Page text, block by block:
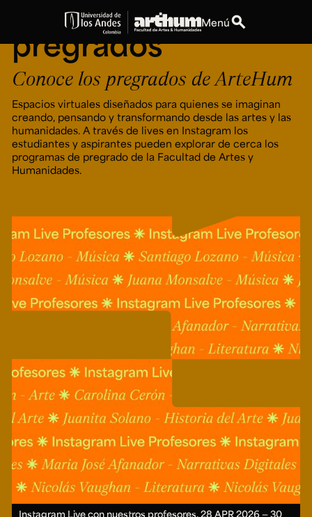
Menúsearch
Educación
Personas expand_more
Espacios expand_more
Configuración de cookies
Universidad de los Andes | Vigilada Mineducación.
Reconocimiento como universidad: Decreto 1297 del 30
de mayo de 1964. Reconocimiento de personería jurídica:
Resolución 28 del 23 de febrero de 1949, Minjusticia.
Acreditación institucional de alta calidad, 10 años:
Resolución 000194 del 16 de enero del 2025.
Dirección
Calle 19A #1 - 37
Este. Bloque K.
Teléfono
[+57] (601) 339 4949
Arte e
del Arte
Ext. 2626
Literatura y
Ext. 2501
Música
2504
Educación
Continua
Ext. 4795
ArteHum — Live
pregrados
Conoce los pregrados de ArteHum
Espacios virtuales diseñados para quienes se imaginan
creando, pensando y transformando desde las artes y las
humanidades. A través de lives en Instagram los
estudiantes y aspirantes pueden explorar de cerca los
programas de pregrado de la Facultad de Artes y
Humanidades.
Instagram Live con nuestros profesores.28 APR 2026 ― 30